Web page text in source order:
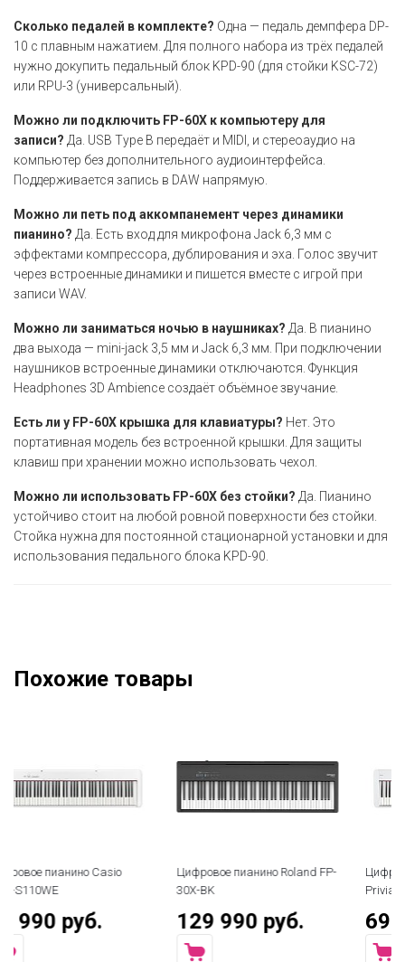
Сколько педалей в комплекте? Одна — педаль демпфера DP-
10 с плавным нажатием. Для полного набора из трёх педалей
нужно докупить педальный блок KPD-90 (для стойки KSC-72)
или RPU-3 (универсальный).
Можно ли подключить FP-60X к компьютеру для
записи? Да. USB Type B передаёт и MIDI, и стереоаудио на
компьютер без дополнительного аудиоинтерфейса.
Поддерживается запись в DAW напрямую.
Можно ли петь под аккомпанемент через динамики
пианино? Да. Есть вход для микрофона Jack 6,3 мм с
эффектами компрессора, дублирования и эха. Голос звучит
через встроенные динамики и пишется вместе с игрой при
записи WAV.
Можно ли заниматься ночью в наушниках? Да. В пианино
два выхода — mini-jack 3,5 мм и Jack 6,3 мм. При подключении
наушников встроенные динамики отключаются. Функция
Headphones 3D Ambience создаёт объёмное звучание.
Есть ли у FP-60X крышка для клавиатуры? Нет. Это
портативная модель без встроенной крышки. Для защиты
клавиш при хранении можно использовать чехол.
Можно ли использовать FP-60X без стойки? Да. Пианино
устойчиво стоит на любой ровной поверхности без стойки.
Стойка нужна для постоянной стационарной установки и для
использования педального блока KPD-90.
Похожие товары
Цифровое пианино Roland FP-
30X-BK
129 990 руб.
Цифровое пианино Casio
Privia PX-S1100WE
69 990 руб.